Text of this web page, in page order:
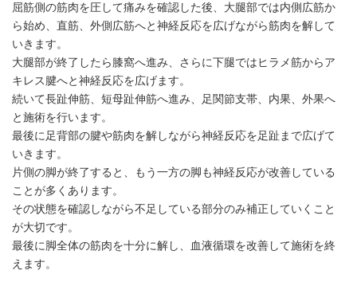
屈筋側の筋肉を圧して痛みを確認した後、大腿部では内側広筋か
ら始め、直筋、外側広筋へと神経反応を広げながら筋肉を解して
いきます。
大腿部が終了したら膝窩へ進み、さらに下腿ではヒラメ筋からア
キレス腱へと神経反応を広げます。
続いて長趾伸筋、短母趾伸筋へ進み、足関節支帯、内果、外果へ
と施術を行います。
最後に足背部の腱や筋肉を解しながら神経反応を足趾まで広げて
いきます。
片側の脚が終了すると、もう一方の脚も神経反応が改善している
ことが多くあります。
その状態を確認しながら不足している部分のみ補正していくこと
が大切です。
最後に脚全体の筋肉を十分に解し、血液循環を改善して施術を終
えます。